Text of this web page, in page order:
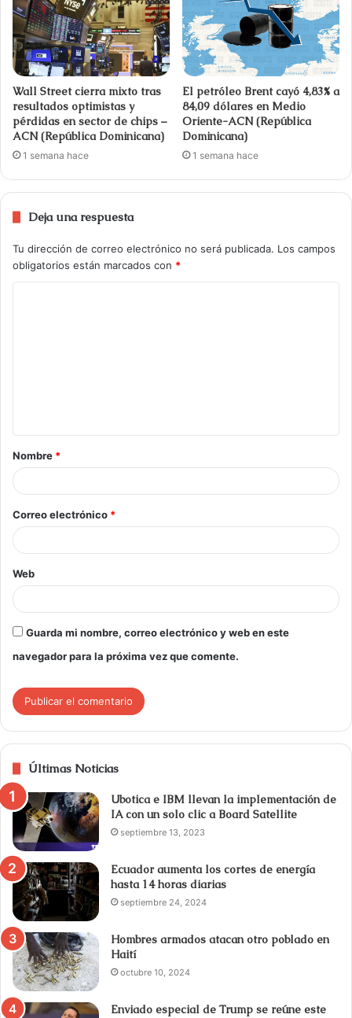
Wall Street cierra mixto tras
resultados optimistas y
pérdidas en sector de chips –
ACN (República Dominicana)
1 semana hace
El petróleo Brent cayó 4,83% a
84,09 dólares en Medio
Oriente-ACN (República
Dominicana)
1 semana hace
Deja una respuesta
Tu dirección de correo electrónico no será publicada. Los campos
obligatorios están marcados con *
Nombre *
Correo electrónico *
Web
Guarda mi nombre, correo electrónico y web en este
navegador para la próxima vez que comente.
Últimas Noticias
Ubotica e IBM llevan la implementación de
IA con un solo clic a Board Satellite
septiembre 13, 2023
Ecuador aumenta los cortes de energía
hasta 14 horas diarias
septiembre 24, 2024
Hombres armados atacan otro poblado en
Haití
octubre 10, 2024
Enviado especial de Trump se reúne este